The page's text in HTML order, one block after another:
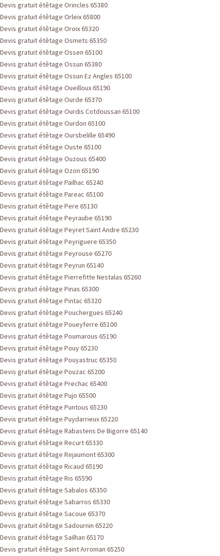
Devis gratuit étêtage Orincles 65380
Devis gratuit étêtage Orleix 65800
Devis gratuit étêtage Oroix 65320
Devis gratuit étêtage Osmets 65350
Devis gratuit étêtage Ossen 65100
Devis gratuit étêtage Ossun 65380
Devis gratuit étêtage Ossun Ez Angles 65100
Devis gratuit étêtage Oueilloux 65190
Devis gratuit étêtage Ourde 65370
Devis gratuit étêtage Ourdis Cotdoussan 65100
Devis gratuit étêtage Ourdon 65100
Devis gratuit étêtage Oursbelille 65490
Devis gratuit étêtage Ouste 65100
Devis gratuit étêtage Ouzous 65400
Devis gratuit étêtage Ozon 65190
Devis gratuit étêtage Pailhac 65240
Devis gratuit étêtage Pareac 65100
Devis gratuit étêtage Pere 65130
Devis gratuit étêtage Peyraube 65190
Devis gratuit étêtage Peyret Saint Andre 65230
Devis gratuit étêtage Peyriguere 65350
Devis gratuit étêtage Peyrouse 65270
Devis gratuit étêtage Peyrun 65140
Devis gratuit étêtage Pierrefitte Nestalas 65260
Devis gratuit étêtage Pinas 65300
Devis gratuit étêtage Pintac 65320
Devis gratuit étêtage Pouchergues 65240
Devis gratuit étêtage Poueyferre 65100
Devis gratuit étêtage Poumarous 65190
Devis gratuit étêtage Pouy 65230
Devis gratuit étêtage Pouyastruc 65350
Devis gratuit étêtage Pouzac 65200
Devis gratuit étêtage Prechac 65400
Devis gratuit étêtage Pujo 65500
Devis gratuit étêtage Puntous 65230
Devis gratuit étêtage Puydarrieux 65220
Devis gratuit étêtage Rabastens De Bigorre 65140
Devis gratuit étêtage Recurt 65330
Devis gratuit étêtage Rejaumont 65300
Devis gratuit étêtage Ricaud 65190
Devis gratuit étêtage Ris 65590
Devis gratuit étêtage Sabalos 65350
Devis gratuit étêtage Sabarros 65330
Devis gratuit étêtage Sacoue 65370
Devis gratuit étêtage Sadournin 65220
Devis gratuit étêtage Sailhan 65170
Devis gratuit étêtage Saint Arroman 65250